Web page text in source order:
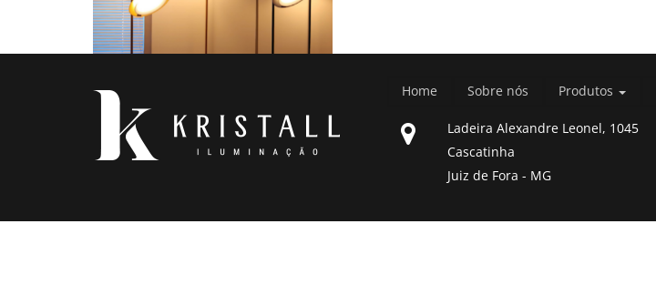
Home Sobre nós Produtos
Ladeira Alexandre Leonel, 1045
Cascatinha
Juiz de Fora - MG